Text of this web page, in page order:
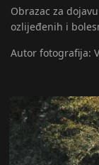
Obrazac za
ozlijeđenih i
Autor fotografija: